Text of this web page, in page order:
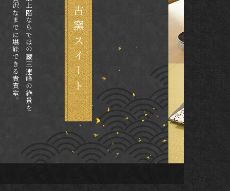
古窯スイート
最上階ならではの蔵王連峰の絶景を
贅沢なまでに堪能できる貴賓室。